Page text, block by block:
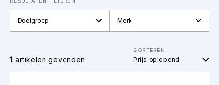
Doelgroep Merk
1 artikelen gevonden
SORTEREN